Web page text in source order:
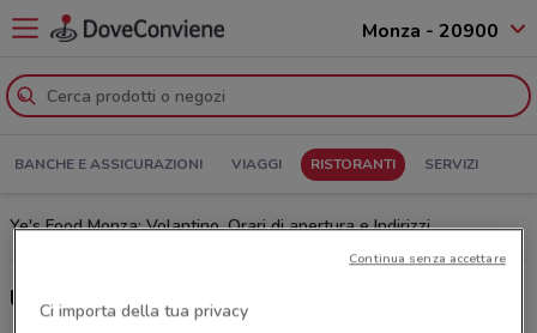
Monza - 20900
BANCHE E ASSICURAZIONI VIAGGI RISTORANTI SERVIZI
Ye's Food Monza: Volantino, Orari di apertura e Indirizzi
Ultime offerte del volantino Ye's Food
Ci importa della tua privacy
Continua senza accettare